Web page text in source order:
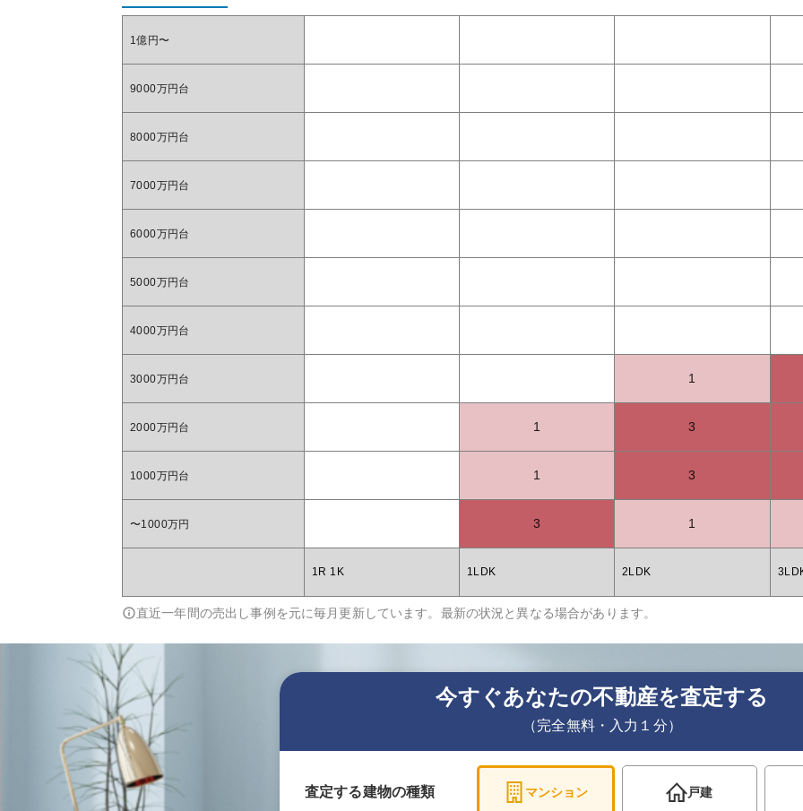
1億円〜
9000万円台
8000万円台
7000万円台
6000万円台
5000万円台
4000万円台
3000万円台 1
2000万円台 1 3
1000万円台 1 3
〜1000万円 3 1
1R 1K 1LDK 2LDK
直近一年間の売出し事例を元に毎月更新しています。最新の状況と異なる場合があります。
今すぐあなたの不動産を査定する
（完全無料・入力１分）
査定する建物の種類 マンション 戸建